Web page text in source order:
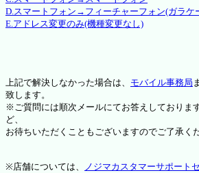
D.スマートフォン→フィーチャーフォン(ガラケ
E.アドレス変更のみ(機種変更なし)
上記で解決しなかった場合は、 モバイル事務局
致します。
※ご質問には順次メールにてお答えしておりま
ど、
お待ちいただくこともございますのでご了承く
※店舗については、 ノジマカスタマーサポート